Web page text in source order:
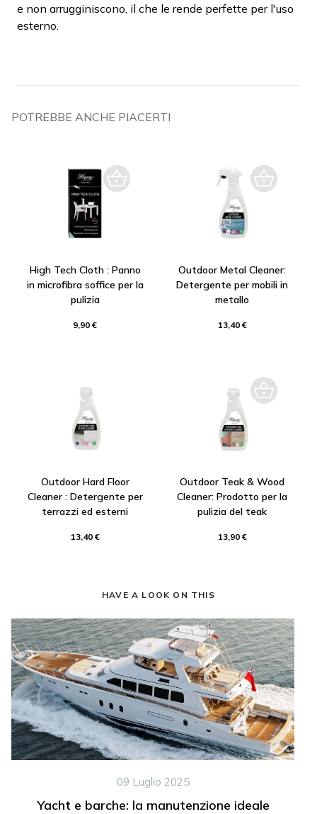
e non arrugginiscono, il che le rende perfette per l'uso
esterno.
POTREBBE ANCHE PIACERTI
High Tech Cloth : Panno
in microfibra soffice per la
pulizia
9,90 €
Outdoor Metal Cleaner:
Detergente per mobili in
metallo
13,40 €
Outdoor Hard Floor
Cleaner : Detergente per
terrazzi ed esterni
13,40 €
Outdoor Teak & Wood
Cleaner: Prodotto per la
pulizia del teak
13,90 €
HAVE A LOOK ON THIS
09 Luglio 2025
Yacht e barche: la manutenzione ideale